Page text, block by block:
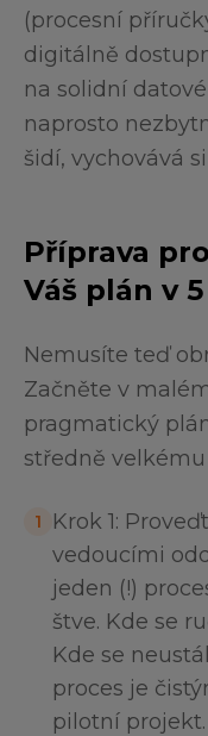
(procesní
digitálně
na solidní
naprosto
šidí, vychovává
Příprava
Váš plán v
Nemusíte teď
Začněte v
pragmatický
středně
1
Krok 1:
vedoucími
jeden (!)
štve. Kde se
Kde se
proces je
pilotní